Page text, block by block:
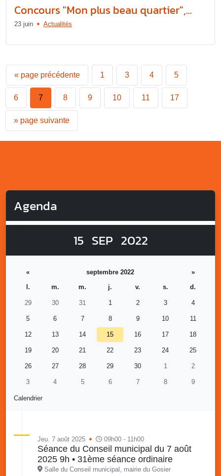
Concours "Mon plus beau quartier",...
23 juin Actualités
« page précédente 1 3 4 5
6 7 8 9 10 11 17
» page suivante
Agenda
15 SEP 2022
Calendrier
« septembre 2022
»
l.
m. m. j. v. s. d.
29 30 31 1 2 3 4
5 6 7 8 9 10 11
12 13 14 15 16 17 18
19 20 21 22 23 24 25
26 27 28 29 30 1 2
3 4 5 6 7 8 9
Jeu. 7 août 2025 09h00 - 11h00
Séance du Conseil municipal du 7 août
2025 9h • 31ème séance ordinaire
Salle du Conseil municipal, mairie du Gosier